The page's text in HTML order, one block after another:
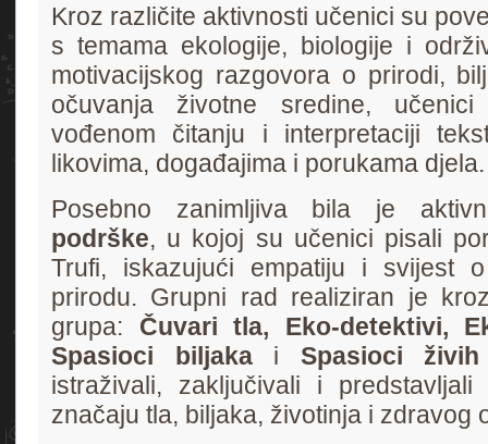
Kroz različite aktivnosti učenici su
s temama ekologije, biologije i
motivacijskog razgovora o prirodi,
očuvanja životne sredine,
vođenom čitanju i interpretaciji
likovima, događajima i porukama djela.
Posebno zanimljiva bila je
podrške, u kojoj su učenici pisali
Trufi, iskazujući empatiju i svijest
prirodu. Grupni rad realiziran je
grupa: Čuvari tla, Eko-detektivi,
Spasioci biljakai Spasioci
istraživali, zaključivali i
značaju tla, biljaka, životinja i zdravog